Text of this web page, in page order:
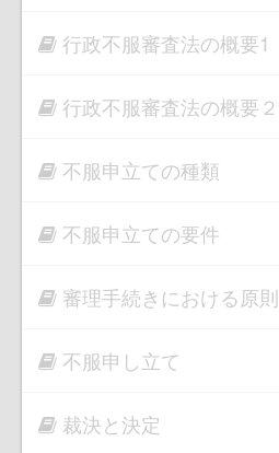
行政不服審査法の概要1
行政不服審査法の概要２
不服申立ての種類
不服申立ての要件
審理手続きにおける原則
不服申し立て
裁決と決定